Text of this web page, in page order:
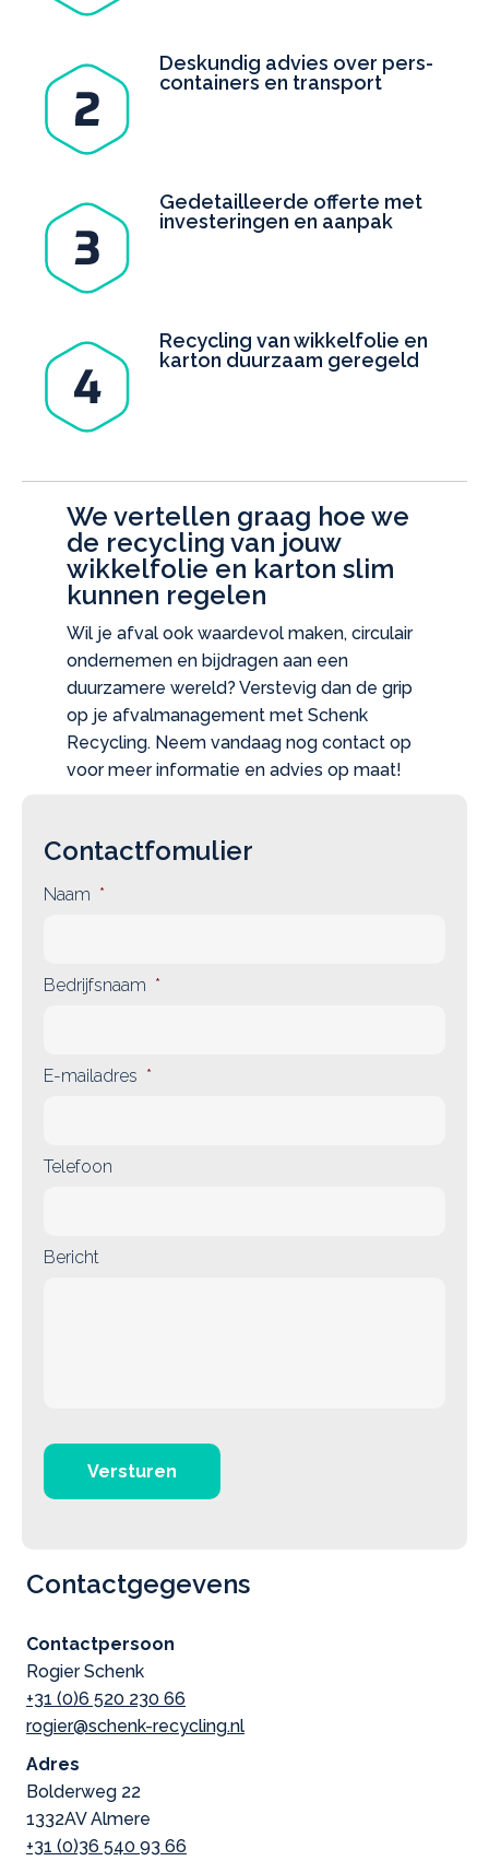
Deskundig advies over pers­
containers en transport
Gedetailleerde offerte met
investeringen en aanpak
Recycling van wikkelfolie en
karton duurzaam geregeld
We vertellen graag hoe we
de recycling van jouw
wikkelfolie en karton slim
kunnen regelen
Wil je afval ook waardevol maken, circulair
ondernemen en bijdragen aan een
duurzamere wereld? Verstevig dan de grip
op je afvalmanagement met Schenk
Recycling. Neem vandaag nog contact op
voor meer informatie en advies op maat!
Contactfomulier
Naam *
Bedrijfsnaam *
E-mailadres *
Telefoon
Bericht
Versturen
Contactgegevens
Contactpersoon
Rogier Schenk
+31 (0)6 520 230 66
rogier@schenk-recycling.nl
Adres
Bolderweg 22
1332AV Almere
+31 (0)36 540 93 66